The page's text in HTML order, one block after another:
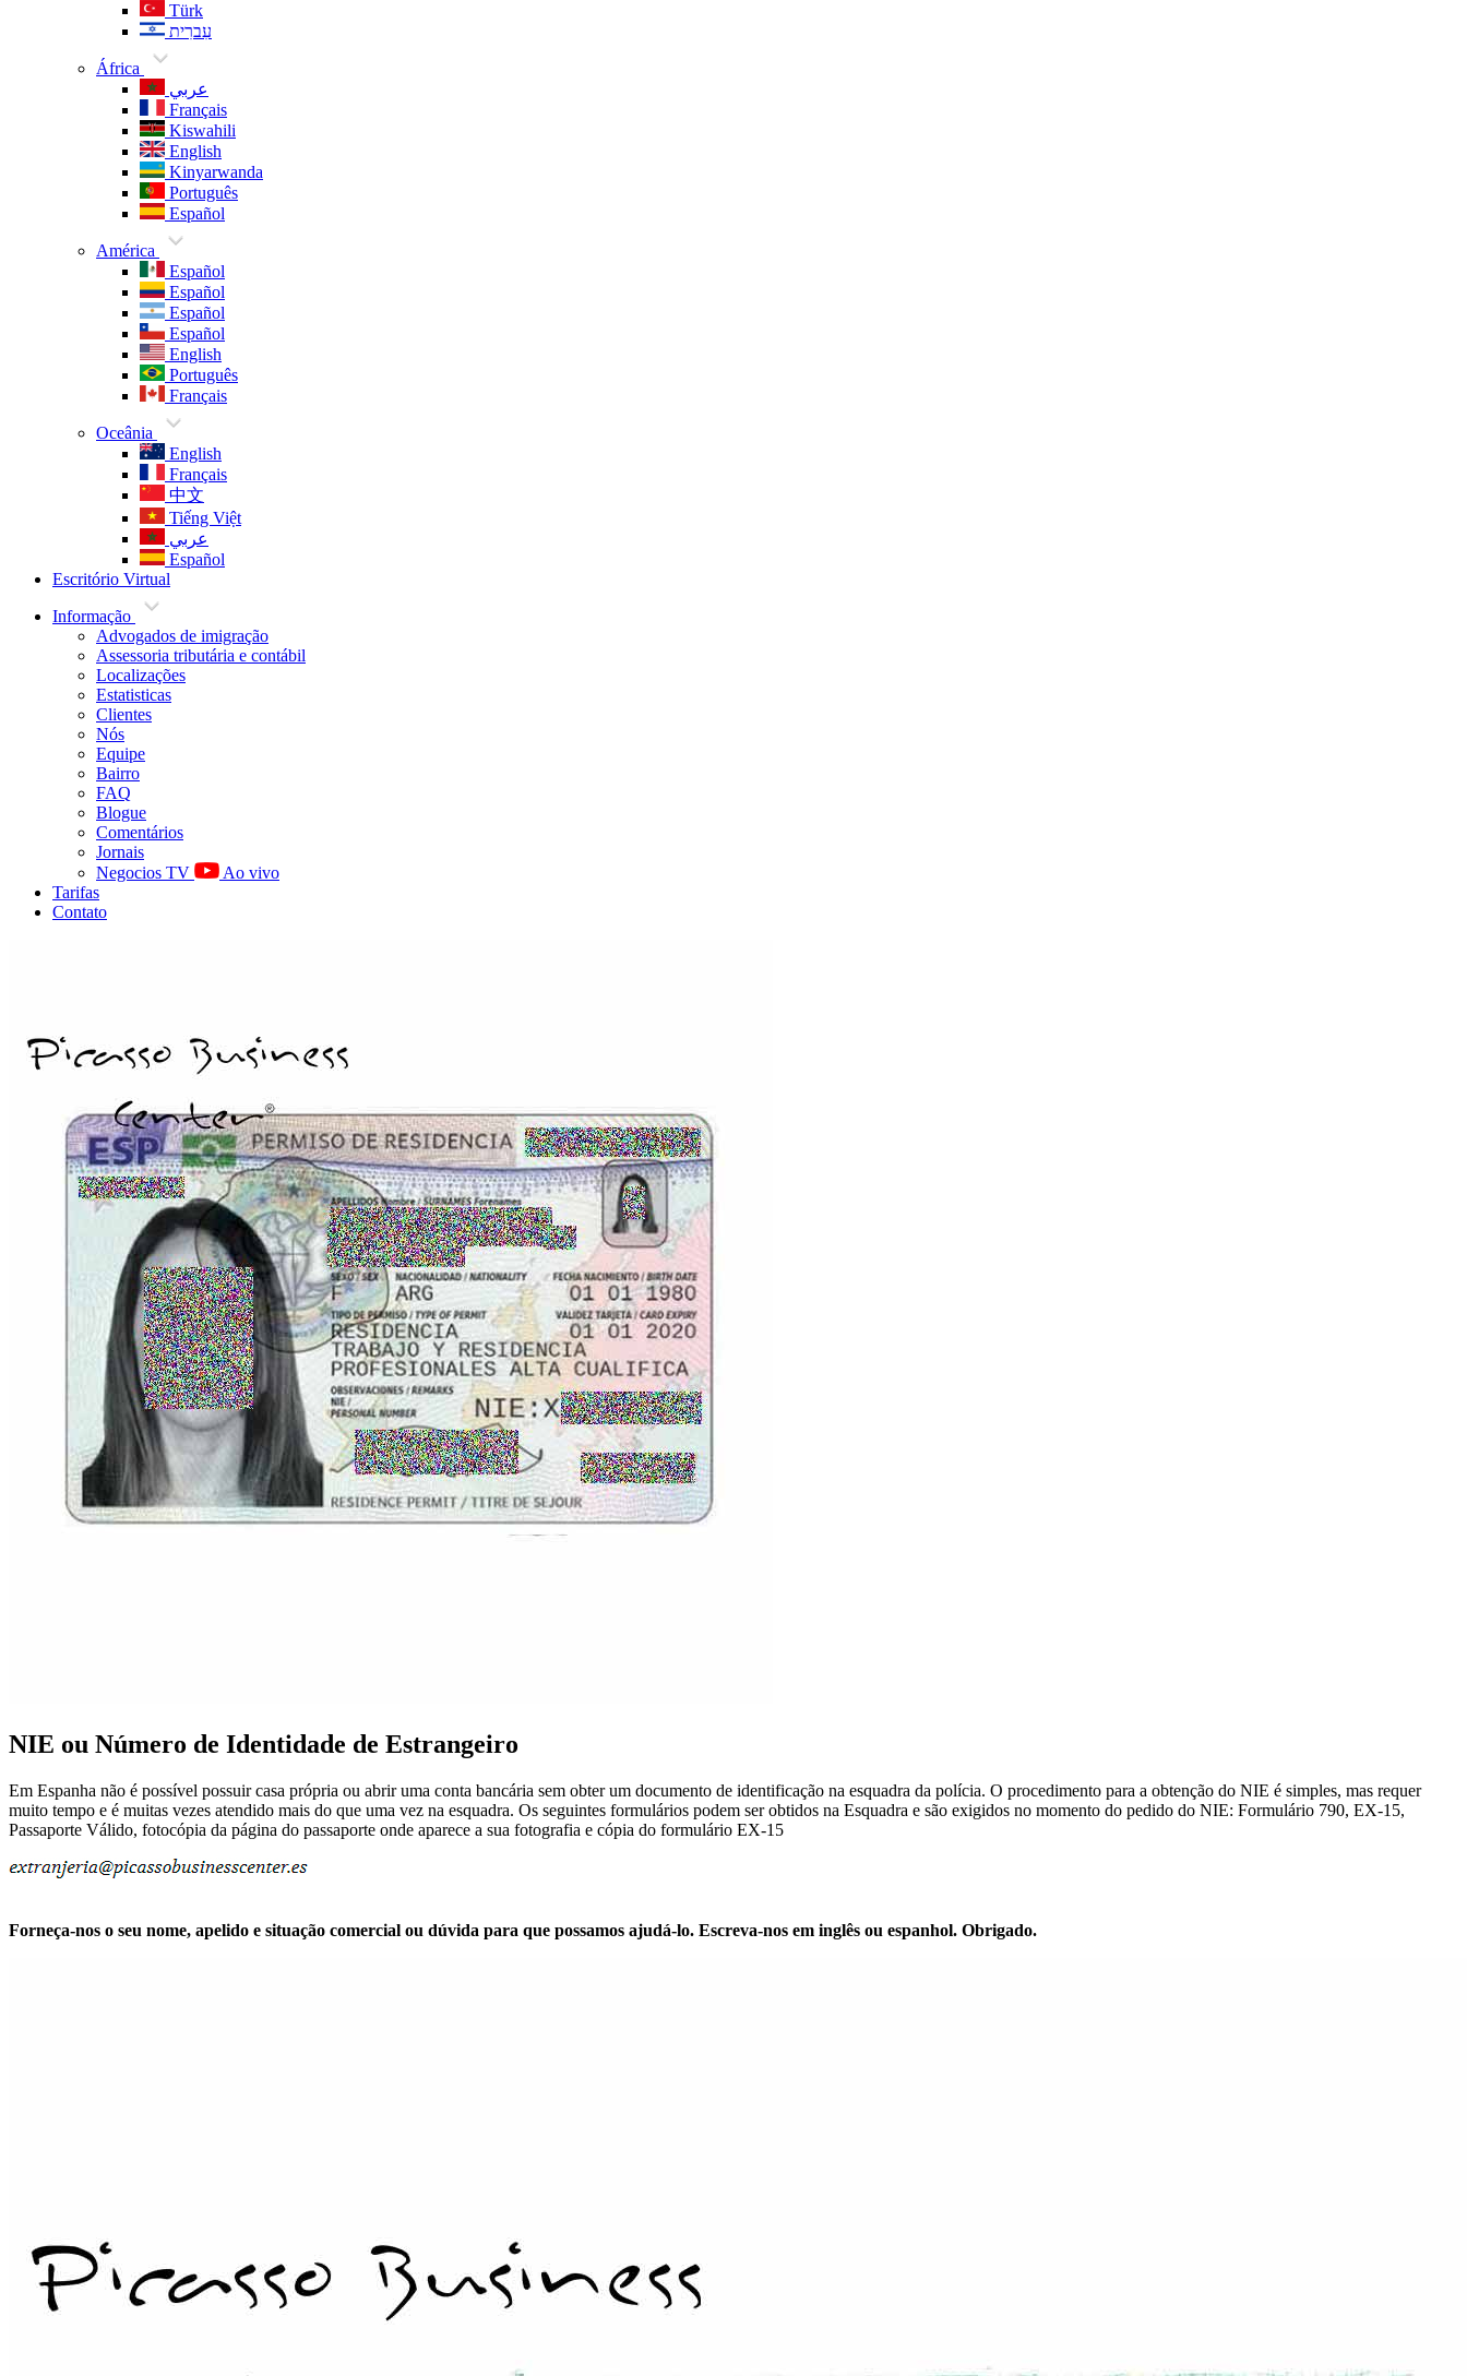
Türk
עִברִית
África
عربي
Français
Kiswahili
English
Kinyarwanda
Português
Español
América
Español
Español
Español
Español
English
Português
Français
Oceânia
English
Français
中文
Tiếng Việt
عربي
Español
Escritório Virtual
Informação
Advogados de imigração
Assessoria tributária e contábil
Localizações
Estatisticas
Clientes
Nós
Equipe
Bairro
FAQ
Blogue
Comentários
Jornais
Negocios TV
Ao vivo
Tarifas
Contato
NIE ou Número de Identidade de Estrangeiro
Em Espanha não é possível possuir casa própria ou abrir uma conta bancária sem obter um documento de identificação na esquadra da polícia. O procedimento para a obtenção do NIE é simples, mas requer
muito tempo e é muitas vezes atendido mais do que uma vez na esquadra. Os seguintes formulários podem ser obtidos na Esquadra e são exigidos no momento do pedido do NIE: Formulário 790, EX-15,
Passaporte Válido, fotocópia da página do passaporte onde aparece a sua fotografia e cópia do formulário EX-15
Forneça-nos o seu nome, apelido e situação comercial ou dúvida para que possamos ajudá-lo. Escreva-nos em inglês ou espanhol. Obrigado.